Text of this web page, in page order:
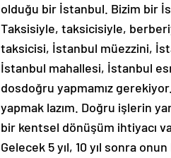
olduğu bir İstanbul. Bizim bir
Taksisiyle, taksicisiyle,
taksicisi, İstanbul müezzini,
İstanbul mahallesi, İstanbul
dosdoğru yapmamız
yapmak lazım. Doğru işlerin
bir kentsel dönüşüm ihtiyacı
Gelecek 5 yıl, 10 yıl sonra